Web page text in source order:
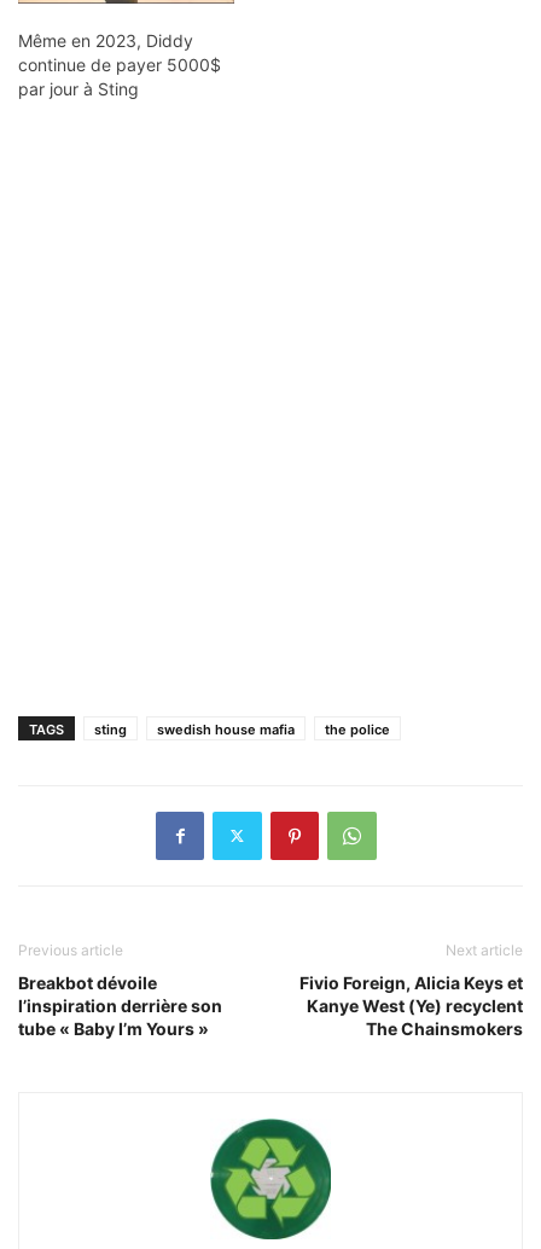
Même en 2023, Diddy
continue de payer 5000$
par jour à Sting
TAGS sting swedish house mafia the police
Previous article
Breakbot dévoile
l’inspiration derrière son
tube « Baby I’m Yours »
Next article
Fivio Foreign, Alicia Keys et
Kanye West (Ye) recyclent
The Chainsmokers